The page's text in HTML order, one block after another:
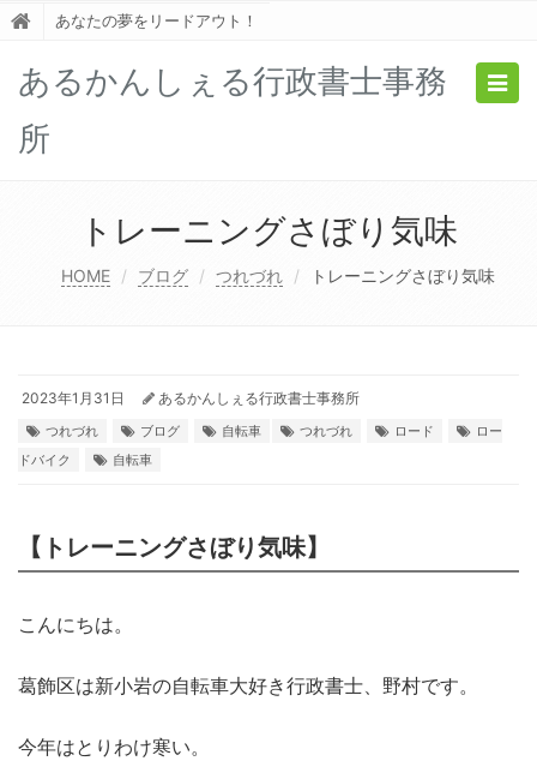
あなたの夢をリードアウト！
あるかんしぇる行政書士事務
所
トレーニングさぼり気味
HOME ブログ つれづれ トレーニングさぼり気味
2023年1月31日 あるかんしぇる行政書士事務所
つれづれ ブログ 自転車 つれづれ ロード
ロー
ドバイク
自転車
【トレーニングさぼり気味】
こんにちは。
葛飾区は新小岩の自転車大好き行政書士、野村です。
今年はとりわけ寒い。